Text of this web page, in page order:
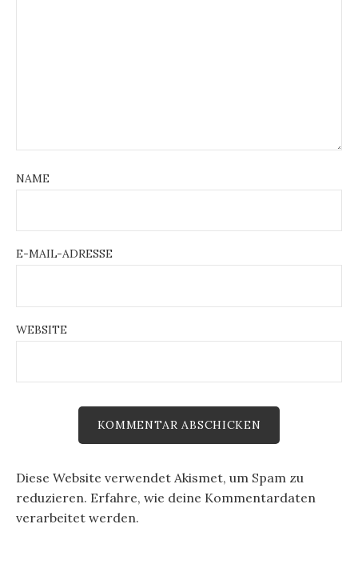
NAME
E-MAIL-ADRESSE
WEBSITE
Diese Website verwendet Akismet, um Spam zu
reduzieren. Erfahre, wie deine Kommentardaten
verarbeitet werden.